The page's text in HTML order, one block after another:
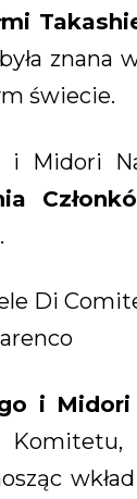
znana
świecie.
i Midori
.
Di
i